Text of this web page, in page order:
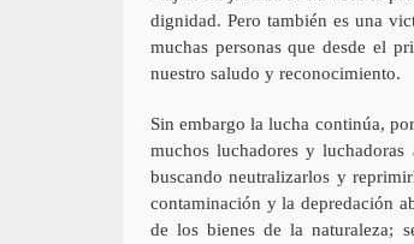
dignidad. Pero también es una
muchas personas que desde el
nuestro saludo y reconocimiento.
Sin embargo la lucha continúa,
muchos luchadores y
buscando neutralizarlos y
contaminación y la depredación
de los bienes de la naturaleza;